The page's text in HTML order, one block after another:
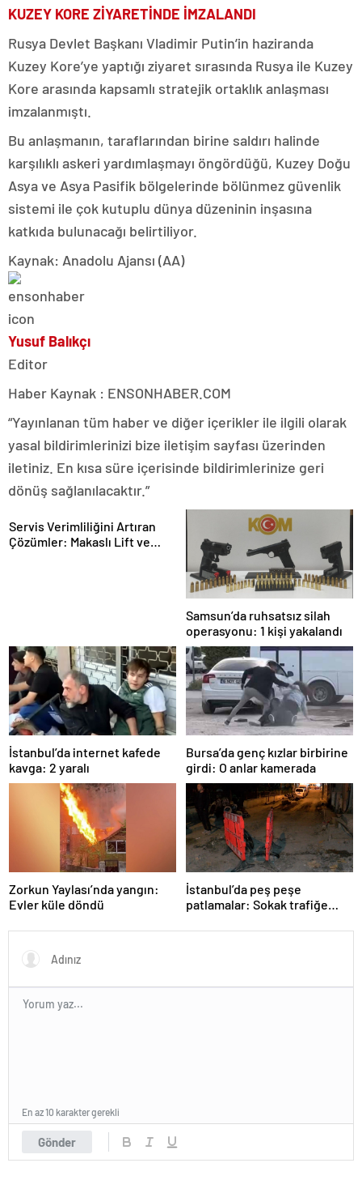
KUZEY KORE ZİYARETİNDE İMZALANDI
Rusya Devlet Başkanı Vladimir Putin’in haziranda
Kuzey Kore’ye yaptığı ziyaret sırasında Rusya ile Kuzey
Kore arasında kapsamlı stratejik ortaklık anlaşması
imzalanmıştı.
Bu anlaşmanın, taraflarından birine saldırı halinde
karşılıklı askeri yardımlaşmayı öngördüğü, Kuzey Doğu
Asya ve Asya Pasifik bölgelerinde bölünmez güvenlik
sistemi ile çok kutuplu dünya düzeninin inşasına
katkıda bulunacağı belirtiliyor.
Kaynak: Anadolu Ajansı (AA)
Yusuf Balıkçı
Editor
Haber Kaynak : ENSONHABER.COM
“Yayınlanan tüm haber ve diğer içerikler ile ilgili olarak
yasal bildirimlerinizi bize iletişim sayfası üzerinden
iletiniz. En kısa süre içerisinde bildirimlerinize geri
dönüş sağlanılacaktır.”
Servis Verimliliğini Artıran
Çözümler: Makaslı Lift ve
Samsun’da ruhsatsız silah
operasyonu: 1 kişi yakalandı
İstanbul’da internet kafede
kavga: 2 yaralı
Bursa’da genç kızlar birbirine
girdi: O anlar kamerada
Zorkun Yaylası’nda yangın:
Evler küle döndü
İstanbul’da peş peşe
patlamalar: Sokak trafiğe
Gönder
En az 10 karakter gerekli